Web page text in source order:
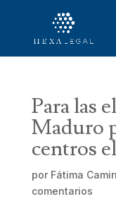
Para las
Maduro
centros
por Fátima
comentarios